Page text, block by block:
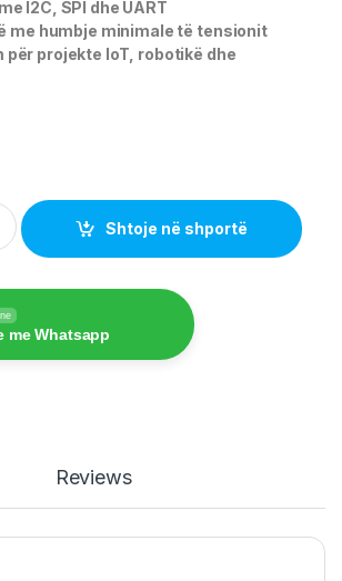
I2C, SPI dhe UART
me humbje minimale të tensionit
për projekte IoT, robotikë dhe
Module quantity
Shtoje në shportë
me Whatsapp
Reviews